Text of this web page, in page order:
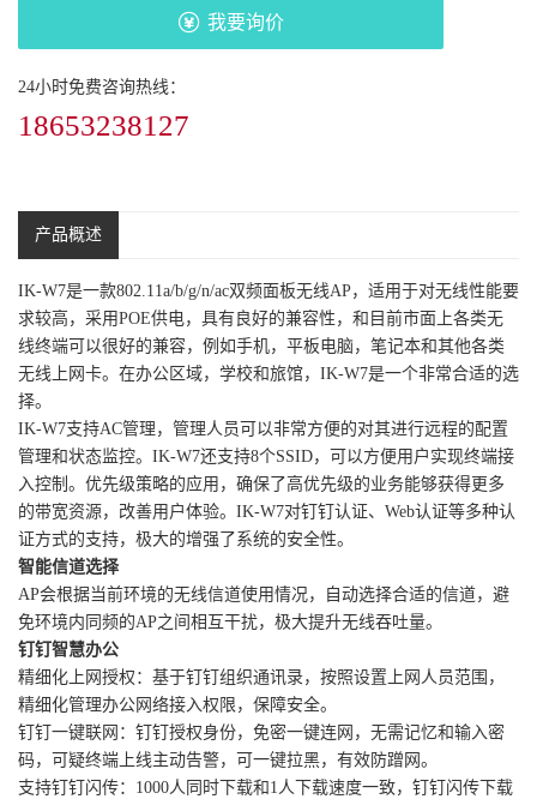
我要询价
24小时免费咨询热线：
18653238127
产品概述
IK-W7是一款802.11a/b/g/n/ac双频面板无线AP，适用于对无线性能要
求较高，采用POE供电，具有良好的兼容性，和目前市面上各类无
线终端可以很好的兼容，例如手机，平板电脑，笔记本和其他各类
无线上网卡。在办公区域，学校和旅馆，IK-W7是一个非常合适的选
择。
IK-W7支持AC管理，管理人员可以非常方便的对其进行远程的配置
管理和状态监控。IK-W7还支持8个SSID，可以方便用户实现终端接
入控制。优先级策略的应用，确保了高优先级的业务能够获得更多
的带宽资源，改善用户体验。IK-W7对钉钉认证、Web认证等多种认
证方式的支持，极大的增强了系统的安全性。
智能信道选择
AP会根据当前环境的无线信道使用情况，自动选择合适的信道，避
免环境内同频的AP之间相互干扰，极大提升无线吞吐量。
钉钉智慧办公
精细化上网授权：基于钉钉组织通讯录，按照设置上网人员范围，
精细化管理办公网络接入权限，保障安全。
钉钉一键联网：钉钉授权身份，免密一键连网，无需记忆和输入密
码，可疑终端上线主动告警，可一键拉黑，有效防蹭网。
支持钉钉闪传：1000人同时下载和1人下载速度一致，钉钉闪传下载